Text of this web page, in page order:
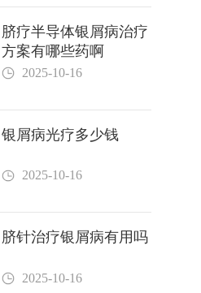
脐疗半导体银屑病治疗
方案有哪些药啊
2025-10-16
银屑病光疗多少钱
2025-10-16
脐针治疗银屑病有用吗
2025-10-16